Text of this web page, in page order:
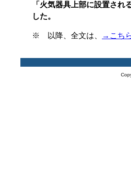
「火気器具上部に設置さ
した。
※ 以降、全文は、 →こち